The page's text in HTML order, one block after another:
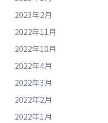
2023年2月
2022年11月
2022年10月
2022年4月
2022年3月
2022年2月
2022年1月